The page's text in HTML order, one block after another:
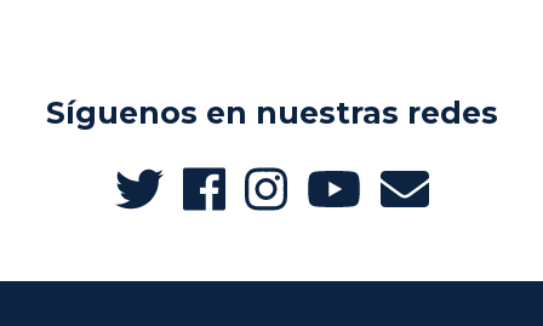
Síguenos en nuestras redes